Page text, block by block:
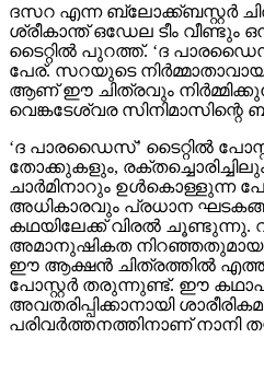
ദസറ എന്ന ബ്ലോക്ക്ബസ്റ്റർ
ശ്രീകാന്ത് ഒഡേല ടീം വീണ്ടും
ടൈറ്റിൽ പുറത്ത്. ‘ദ
പേര്. സറയുടെ
ആണ് ഈ ചിത്രവും
വെങ്കടേശ്വര
‘ദ പാരഡൈസ്’ ടൈറ്റിൽ
തോക്കുകളും,
ചാർമിനാറും ഉൾകൊള്ളുന്ന
അധികാരവും പ്രധാന
കഥയിലേക്ക് വിരൽ ചൂണ്ടുന്നു.
അമാനുഷികത നിറഞ്ഞതുമായ
ഈ ആക്ഷൻ ചിത്രത്തിൽ
പോസ്റ്റർ തരുന്നുണ്ട്. ഈ
അവതരിപ്പിക്കാനായി
പരിവർത്തനത്തിനാണ് നാനി